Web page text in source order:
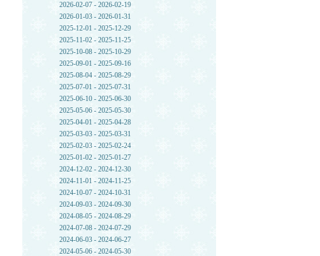
2026-02-07 - 2026-02-19
2026-01-03 - 2026-01-31
2025-12-01 - 2025-12-29
2025-11-02 - 2025-11-25
2025-10-08 - 2025-10-29
2025-09-01 - 2025-09-16
2025-08-04 - 2025-08-29
2025-07-01 - 2025-07-31
2025-06-10 - 2025-06-30
2025-05-06 - 2025-05-30
2025-04-01 - 2025-04-28
2025-03-03 - 2025-03-31
2025-02-03 - 2025-02-24
2025-01-02 - 2025-01-27
2024-12-02 - 2024-12-30
2024-11-01 - 2024-11-25
2024-10-07 - 2024-10-31
2024-09-03 - 2024-09-30
2024-08-05 - 2024-08-29
2024-07-08 - 2024-07-29
2024-06-03 - 2024-06-27
2024-05-06 - 2024-05-30